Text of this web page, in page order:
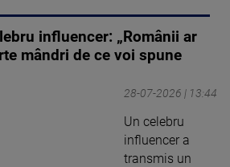
influencer: „Românii ar
mândri de ce voi spune
28-07-2026 | 13:44
Un celebru
influencer a
transmis un